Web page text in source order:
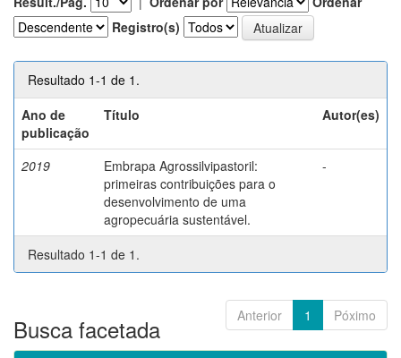
Registro(s)
Resultado 1-1 de 1.
Ano de
publicação
Título Autor(es)
2019
Embrapa Agrossilvipastoril:
primeiras contribuições para o
desenvolvimento de uma
agropecuária sustentável.
-
Resultado 1-1 de 1.
Anterior 1 Póximo
Busca facetada